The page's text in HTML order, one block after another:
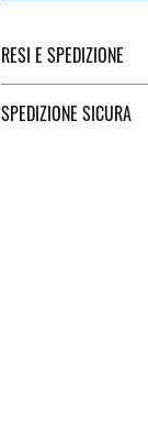
RESI E SPEDIZIONE
Spedizione cliccando i
SPEDIZIONE SICURA